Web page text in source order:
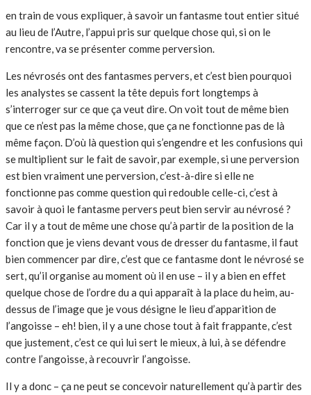
en train de vous expliquer, à savoir un fantasme tout entier situé
au lieu de l’Autre, l’appui pris sur quelque chose qui, si on le
rencontre, va se présenter comme perversion.
Les névrosés ont des fantasmes pervers, et c’est bien pourquoi
les analystes se cassent la tête depuis fort longtemps à
s’interroger sur ce que ça veut dire. On voit tout de même bien
que ce n’est pas la même chose, que ça ne fonctionne pas de là
même façon. D’où là question qui s’engendre et les confusions qui
se multiplient sur le fait de savoir, par exemple, si une perversion
est bien vraiment une perversion, c’est-à-dire si elle ne
fonctionne pas comme question qui redouble celle-ci, c’est à
savoir à quoi le fantasme pervers peut bien servir au névrosé ?
Car il y a tout de même une chose qu’à partir de la position de la
fonction que je viens devant vous de dresser du fantasme, il faut
bien commencer par dire, c’est que ce fantasme dont le névrosé se
sert, qu’il organise au moment où il en use – il y a bien en effet
quelque chose de l’ordre du a qui apparaît à la place du heim, au-
dessus de l’image que je vous désigne le lieu d’apparition de
l’angoisse – eh! bien, il y a une chose tout à fait frappante, c’est
que justement, c’est ce qui lui sert le mieux, à lui, à se défendre
contre l’angoisse, à recouvrir l’angoisse.
Il y a donc – ça ne peut se concevoir naturellement qu’à partir des